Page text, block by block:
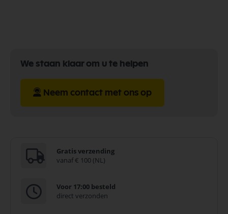
We staan klaar om u te helpen
Neem contact met ons op
Gratis verzending
vanaf € 100 (NL)
Voor 17:00 besteld
direct verzonden